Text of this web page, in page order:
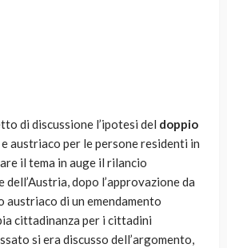
di discussione l’ipotesi del doppio
austriaco per le persone residenti in
il tema in auge il rilancio
dopo l’approvazione da
austriaco di un emendamento
cittadinanza per i cittadini
si era discusso dell’argomento,